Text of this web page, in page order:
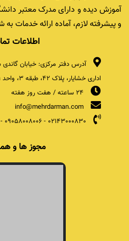
آموزش دیده و دارای مدرک معتبر
و پیشرفته لازم، آماده ارائه خدمات
اطلاعات
آدرس دفتر مرکزی: خیابان گاندی
اداری خشایار، پلاک ۴۲، طبقه ۳، واحد ۳۰۱
info@mehrdarman.com
02143000830
-
09058008006
-
مجوز ها و